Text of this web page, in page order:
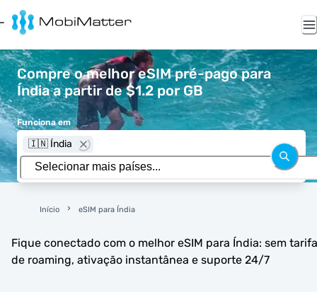
Compre o melhor eSIM pré-pago para
Índia a partir de $1.2 por GB
Funciona em
🇮🇳 Índia
Início eSIM para Índia
Fique conectado com o melhor eSIM para Índia: sem
de roaming, ativação instantânea e suporte 24/7